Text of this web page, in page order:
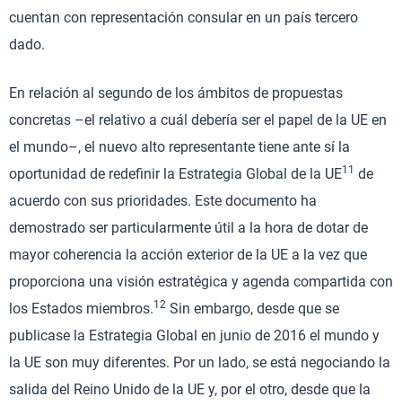
cuentan con representación consular en un país tercero
dado.
En relación al segundo de los ámbitos de propuestas
concretas –el relativo a cuál debería ser el papel de la UE en
el mundo–, el nuevo alto representante tiene ante sí la
oportunidad de redefinir la Estrategia Global de la UE11 de
acuerdo con sus prioridades. Este documento ha
demostrado ser particularmente útil a la hora de dotar de
mayor coherencia la acción exterior de la UE a la vez que
proporciona una visión estratégica y agenda compartida con
los Estados miembros.12 Sin embargo, desde que se
publicase la Estrategia Global en junio de 2016 el mundo y
la UE son muy diferentes. Por un lado, se está negociando la
salida del Reino Unido de la UE y, por el otro, desde que la